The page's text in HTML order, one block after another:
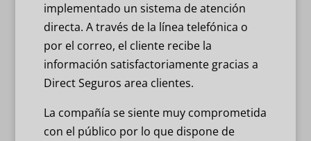
implementado un sistema de atención
directa. A través de la línea telefónica o
por el correo, el cliente recibe la
información satisfactoriamente gracias a
Direct Seguros area clientes.
La compañía se siente muy comprometida
con el público por lo que dispone de